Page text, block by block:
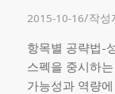
2015-10-16/작성
항목별 공략법-
스펙을 중시하
가능성과 역량